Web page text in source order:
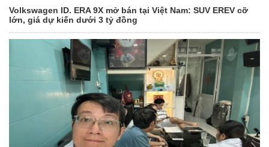
Volkswagen ID. ERA 9X mở bán tại Việt Nam: SUV EREV cỡ
lớn, giá dự kiến dưới 3 tỷ đồng